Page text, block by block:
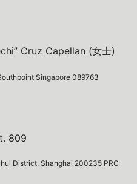
Cruz Capellan (女士)
Singapore 089763
809
District, Shanghai 200235 PRC